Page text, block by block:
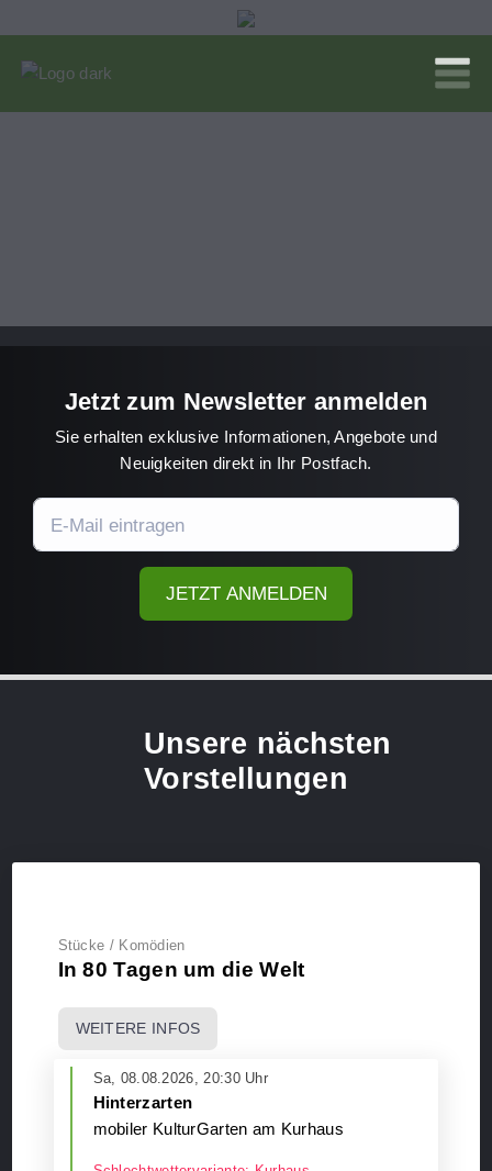
Jetzt zum Newsletter anmelden
Sie erhalten exklusive Informationen, Angebote und
Neuigkeiten direkt in Ihr Postfach.
JETZT ANMELDEN
Unsere nächsten
Vorstellungen
Stücke / Komödien
In 80 Tagen um die Welt
WEITERE INFOS
Sa, 08.08.2026, 20:30 Uhr
Hinterzarten
mobiler KulturGarten am Kurhaus